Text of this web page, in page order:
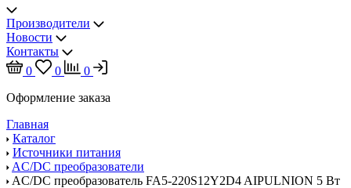
Производители
Новости
Контакты
0
0
0
Оформление заказа
Главная
Каталог
Источники питания
AC/DC преобразователи
AC/DC преобразователь FA5-220S12Y2D4 AIPULNION 5 Вт